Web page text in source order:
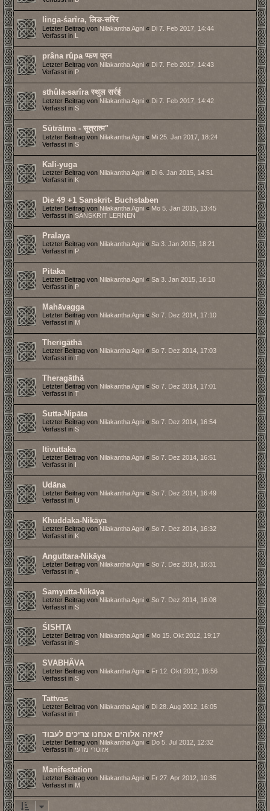
linga-śarîra, लिङ-सरिर
Letzter Beitrag von Nilakantha Agni « Di 7. Feb 2017, 14:44
Verfasst in L
prâna rûpa प्फण प्रन
Letzter Beitrag von Nilakantha Agni « Di 7. Feb 2017, 14:43
Verfasst in P
sthûla-sarîra स्थुल सर्रई
Letzter Beitrag von Nilakantha Agni « Di 7. Feb 2017, 14:42
Verfasst in S
Sūtrātma - सूत्रात्म"
Letzter Beitrag von Nilakantha Agni « Mi 25. Jan 2017, 18:24
Verfasst in S
Kali-yuga
Letzter Beitrag von Nilakantha Agni « Di 6. Jan 2015, 14:51
Verfasst in K
Die 49 +1 Sanskrit- Buchstaben
Letzter Beitrag von Nilakantha Agni « Mo 5. Jan 2015, 13:45
Verfasst in SANSKRIT LERNEN
Pralaya
Letzter Beitrag von Nilakantha Agni « Sa 3. Jan 2015, 18:21
Verfasst in P
Pitaka
Letzter Beitrag von Nilakantha Agni « Sa 3. Jan 2015, 16:10
Verfasst in P
Mahāvagga
Letzter Beitrag von Nilakantha Agni « So 7. Dez 2014, 17:10
Verfasst in M
Therīgāthā
Letzter Beitrag von Nilakantha Agni « So 7. Dez 2014, 17:03
Verfasst in T
Theragāthā
Letzter Beitrag von Nilakantha Agni « So 7. Dez 2014, 17:01
Verfasst in T
Sutta-Nipāta
Letzter Beitrag von Nilakantha Agni « So 7. Dez 2014, 16:54
Verfasst in S
Itivuttaka
Letzter Beitrag von Nilakantha Agni « So 7. Dez 2014, 16:51
Verfasst in I
Udāna
Letzter Beitrag von Nilakantha Agni « So 7. Dez 2014, 16:49
Verfasst in U
Khuddaka-Nikāya
Letzter Beitrag von Nilakantha Agni « So 7. Dez 2014, 16:32
Verfasst in K
Anguttara-Nikāya
Letzter Beitrag von Nilakantha Agni « So 7. Dez 2014, 16:31
Verfasst in A
Samyutta-Nikāya
Letzter Beitrag von Nilakantha Agni « So 7. Dez 2014, 16:08
Verfasst in S
ŚISHṬA
Letzter Beitrag von Nilakantha Agni « Mo 15. Okt 2012, 19:17
Verfasst in S
SVABHÂVA
Letzter Beitrag von Nilakantha Agni « Fr 12. Okt 2012, 16:56
Verfasst in S
Tattvas
Letzter Beitrag von Nilakantha Agni « Di 28. Aug 2012, 16:05
Verfasst in T
איזה אלוהים אנחנו צריכים לעבוד?
Letzter Beitrag von Nilakantha Agni « Do 5. Jul 2012, 12:32
Verfasst in אזוטרי מדעי
Manifestation
Letzter Beitrag von Nilakantha Agni « Fr 27. Apr 2012, 10:35
Verfasst in M